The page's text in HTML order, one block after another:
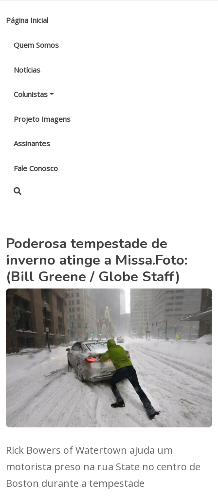
Página Inicial
Quem Somos
Notícias
Colunistas
Projeto Imagens
Assinantes
Fale Conosco
Poderosa tempestade de
inverno atinge a Missa.Foto:
(Bill Greene / Globe Staff)
Rick Bowers of Watertown ajuda um
motorista preso na rua State no centro de
Boston durante a tempestade